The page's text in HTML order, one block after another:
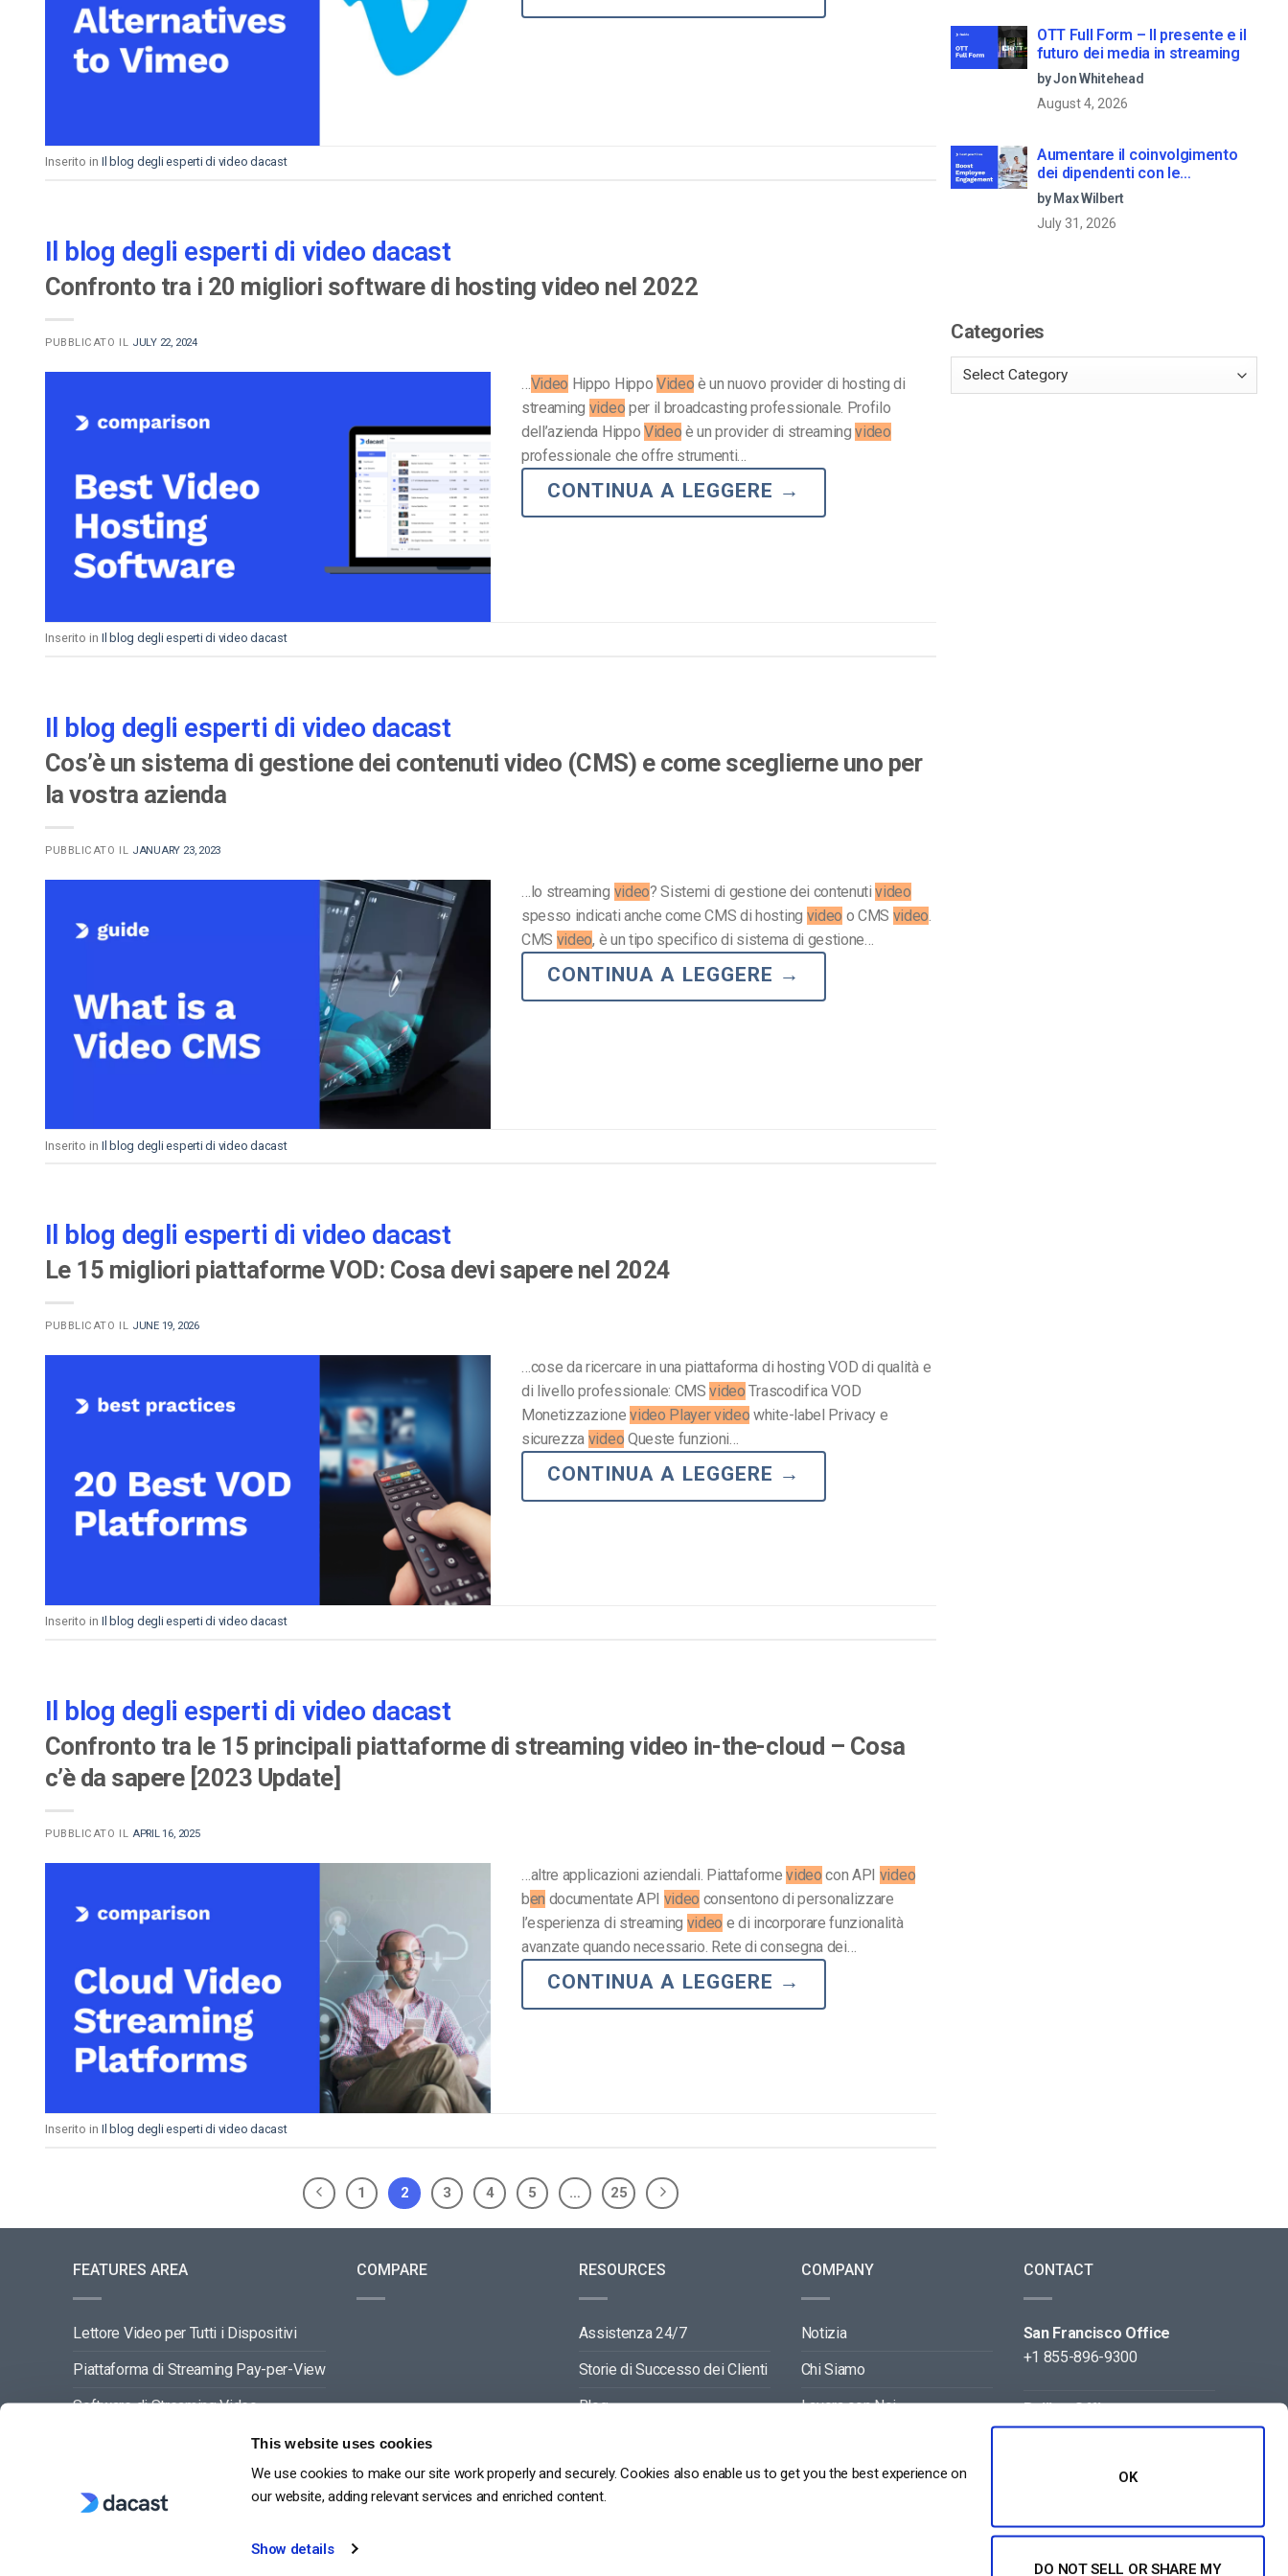
This website uses cookies
We use cookies to make our site work properly and securely. Cookies also enable us to get you the best experience on
our website, adding relevant services and enriched content.
Show details
OK
DO NOT SELL OR SHARE MY
Privacy e Sicurezza
Monetizzazione Video
Inserito in Il blog degli esperti di video dacast
Il blog degli esperti di video dacast
Confronto tra i 20 migliori software di hosting video nel 2022
PUBBLICATO IL JULY 22, 2024
…Video Hippo Hippo Video è un nuovo provider di hosting di
streaming video per il broadcasting professionale. Profilo
dell’azienda Hippo Video è un provider di streamingvideo
professionale che offre strumenti…
CONTINUA A LEGGERE →
Inserito in Il blog degli esperti di video dacast
Il blog degli esperti di video dacast
Cos’è un sistema di gestione dei contenuti video (CMS) e come sceglierne uno per
la vostra azienda
PUBBLICATO IL JANUARY 23, 2023
…lo streaming video? Sistemi di gestione dei contenutivideo
spesso indicati anche come CMS di hosting video o CMS video
CMS video, è un tipo specifico di sistema di gestione…
CONTINUA A LEGGERE →
Inserito in Il blog degli esperti di video dacast
Il blog degli esperti di video dacast
Le 15 migliori piattaforme VOD: Cosa devi sapere nel 2024
PUBBLICATO IL JUNE 19, 2026
…cose da ricercare in una piattaforma di hosting VOD di qualità e
di livello professionale: CMSvideo Trascodifica VOD
Monetizzazionevideo Player video white-label Privacy e
sicurezza video Queste funzioni…
CONTINUA A LEGGERE →
Inserito in Il blog degli esperti di video dacast
Il blog degli esperti di video dacast
Confronto tra le 15 principali piattaforme di streaming video in-the-cloud – Cosa
c’è da sapere [2023 Update]
PUBBLICATO IL APRIL 16, 2025
…altre applicazioni aziendali. Piattaformevideo con API video
ben documentate API video consentono di personalizzare
l’esperienza di streaming video e di incorporare funzionalità
avanzate quando necessario. Rete di consegna dei…
CONTINUA A LEGGERE →
Inserito in Il blog degli esperti di video dacast
1 2 3 4 5 … 25
OTT Full Form – Il presente e il
futuro dei media in streaming
by Jon Whitehead
August 4, 2026
Aumentare il coinvolgimento
dei dipendenti con le
comunicazioni aziendali in live
streaming
by Max Wilbert
July 31, 2026
Categories
FEATURES AREA
Lettore Video per Tutti i Dispositivi
Piattaforma di Streaming Pay-per-View
Software di Streaming Video
Gestione dei Contenuti Video
COMPARE RESOURCES
Assistenza 24/7
Storie di Successo dei Clienti
Blog
Player API Documentation
COMPANY
Notizia
Chi Siamo
Lavora con Noi
Partners
CONTACT
San Francisco Office
+1 855-896-9300
Beijing Office
+86 105-123-5043